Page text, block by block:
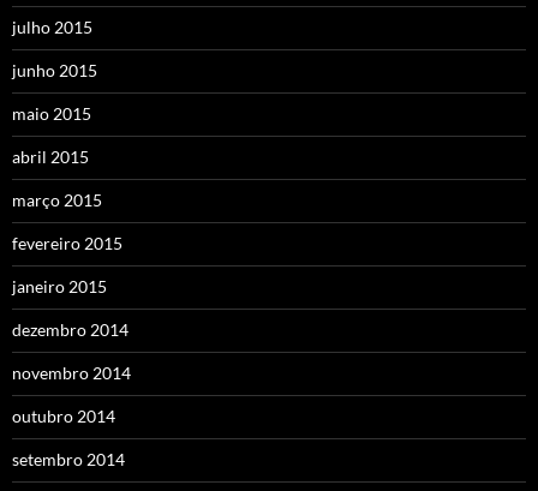
julho 2015
junho 2015
maio 2015
abril 2015
março 2015
fevereiro 2015
janeiro 2015
dezembro 2014
novembro 2014
outubro 2014
setembro 2014